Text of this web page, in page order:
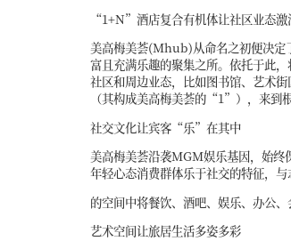
“1+N”酒店复合有机体让社区业态激
美高梅美荟(Mhub)从命名之初便决定
富且充满乐趣的聚集之所。依托于此
社区和周边业态，比如图书馆、艺术
（其构成美高梅美荟的“1”），来到
社交文化让宾客“乐”在其中
美高梅美荟沿袭MGM娱乐基因，始
年轻心态消费群体乐于社交的特征，
的空间中将餐饮、酒吧、娱乐、办
艺术空间让旅居生活多姿多彩